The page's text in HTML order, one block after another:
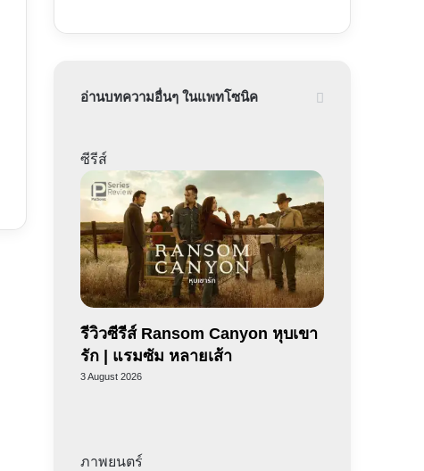
อ่านบทความอื่นๆ ในแพทโซนิค
ซีรีส์
รีวิวซีรีส์ Ransom Canyon หุบเขา
รัก | แรมซัม หลายเส้า
3 August 2026
ภาพยนตร์